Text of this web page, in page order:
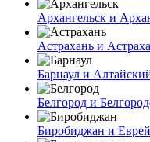
Архангельск и
Астрахань и
Барнаул и
Белгород и
Биробиджан и